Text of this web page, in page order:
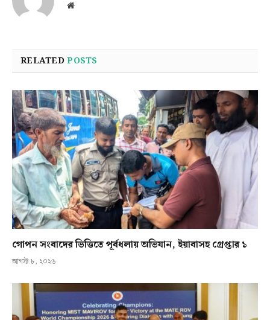
Website
RELATEDPOSTS
গোপন সংবাদের ভিত্তিতে পূর্বধলায় অভিযান, ইয়াবাসহ গ্রেপ্তার ১
আগস্ট ৮, ২০২৬